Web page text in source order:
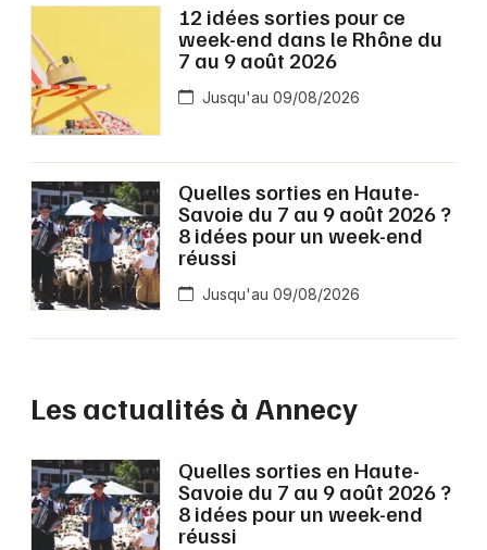
12 idées sorties pour ce
week-end dans le Rhône du
7 au 9 août 2026
Jusqu'au 09/08/2026
Quelles sorties en Haute-
Savoie du 7 au 9 août 2026 ?
8 idées pour un week-end
réussi
Jusqu'au 09/08/2026
Les actualités à Annecy
Quelles sorties en Haute-
Savoie du 7 au 9 août 2026 ?
8 idées pour un week-end
réussi